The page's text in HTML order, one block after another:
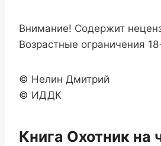
Внимание! Содержит
Возрастные ограничения
© Нелин Дмитрий
© ИДДК
Книга Охотник на